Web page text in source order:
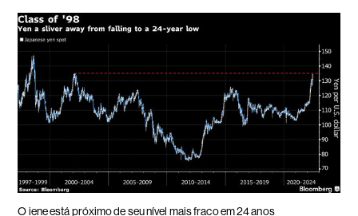
O iene está próximo de seu nível mais fraco em 24 anos